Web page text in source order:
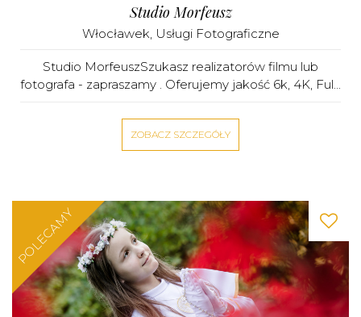
Studio Morfeusz
Włocławek, Usługi Fotograficzne
Studio MorfeuszSzukasz realizatorów filmu lub
fotografa - zapraszamy . Oferujemy jakość 6k, 4K, Ful...
ZOBACZ SZCZEGÓŁY
POLECAMY